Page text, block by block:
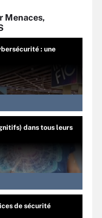
Menaces,
: une
dans tous leurs
de sécurité